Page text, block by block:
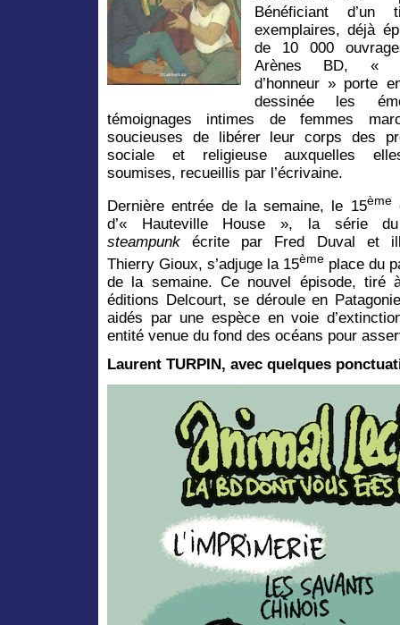
Bénéficiant
exemplaires, déjà
de 10 000
Arènes BD, «
d’honneur » porte
dessinée les
témoignages intimes de femmes
soucieuses de libérer leur corps des
sociale et religieuse auxquelles
soumises, recueillis par l’écrivaine.
Dernière entrée de la semaine, le 15ème
d’« Hauteville House », la série
steampunk écrite par Fred Duval et
Thierry Gioux, s’adjuge la 15ème place du
de la semaine. Ce nouvel épisode, tiré
éditions Delcourt, se déroule en
aidés par une espèce en voie
entité venue du fond des océans pour
Laurent TURPIN, avec quelques